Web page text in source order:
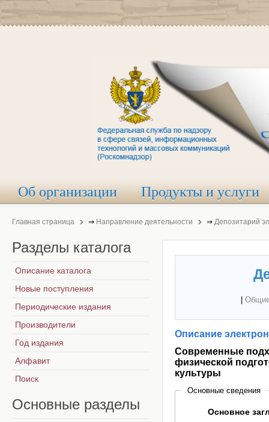
Об организации Продукты и услуги
Главная страница ⇒ Направление деятельности ⇒ Депозитарий
Описание
Современные
физической
культуры
Основные сведения
Основное
Разделы каталога
Описание каталога
Новые поступления
Периодические издания
Производители
Год издания
Алфавит
Поиск
Основные разделы